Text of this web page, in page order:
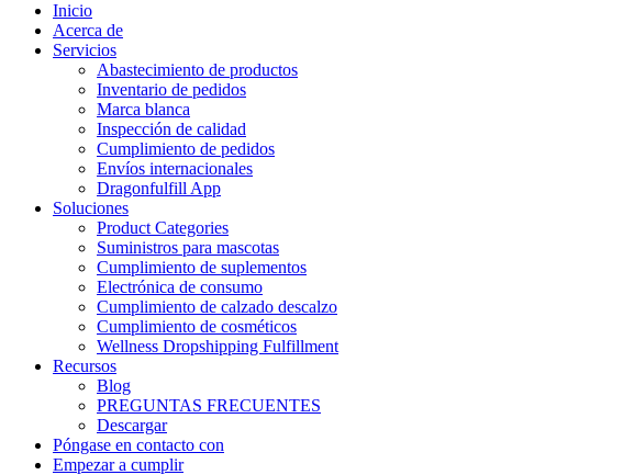
Inicio
Acerca de
Servicios
Abastecimiento de productos
Inventario de pedidos
Marca blanca
Inspección de calidad
Cumplimiento de pedidos
Envíos internacionales
Dragonfulfill App
Soluciones
Product Categories
Suministros para mascotas
Cumplimiento de suplementos
Electrónica de consumo
Cumplimiento de calzado descalzo
Cumplimiento de cosméticos
Wellness Dropshipping Fulfillment
Recursos
Blog
PREGUNTAS FRECUENTES
Descargar
Póngase en contacto con
Empezar a cumplir